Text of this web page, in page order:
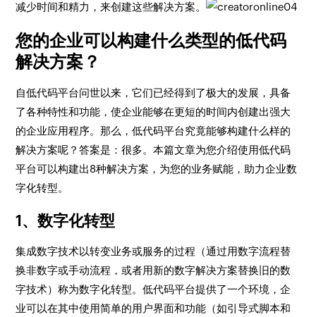
减少时间和精力，来创建这些解决方案。
您的企业可以构建什么类型的低代码
解决方案？
自低代码平台问世以来，它们已经得到了极大的发展，具备
了各种特性和功能，使企业能够在更短的时间内创建出强大
的企业应用程序。那么，低代码平台究竟能够构建什么样的
解决方案呢？答案是：很多。本篇文章为您介绍使用低代码
平台可以构建出8种解决方案，为您的业务赋能，助力企业数
字化转型。
1、数字化转型
集成数字技术以转变业务或服务的过程（通过用数字流程替
换非数字或手动流程，或者用新的数字解决方案替换旧的数
字技术）称为数字化转型。低代码平台提供了一个环境，企
业可以在其中使用简单的用户界面和功能（如引导式脚本和